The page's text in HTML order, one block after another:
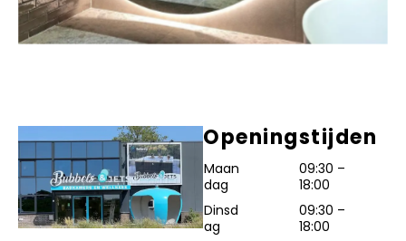
Openingstijden
Maan
dag
09:30 –
18:00
Dinsd
ag
09:30 –
18:00